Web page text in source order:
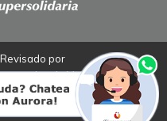
por
de Verdad.